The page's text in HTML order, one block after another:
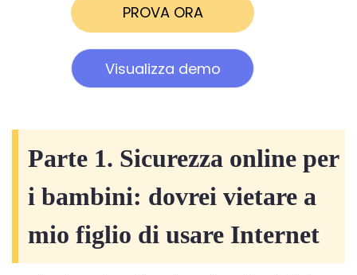
PROVA ORA
Visualizza demo
Parte 1. Sicurezza online per
i bambini: dovrei vietare a
mio figlio di usare Internet